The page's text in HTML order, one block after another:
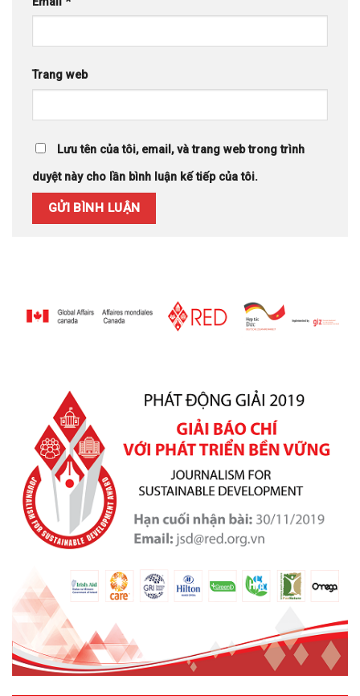
Trang web
Lưu tên của tôi, email, và trang web trong trình
duyệt này cho lần bình luận kế tiếp của tôi.